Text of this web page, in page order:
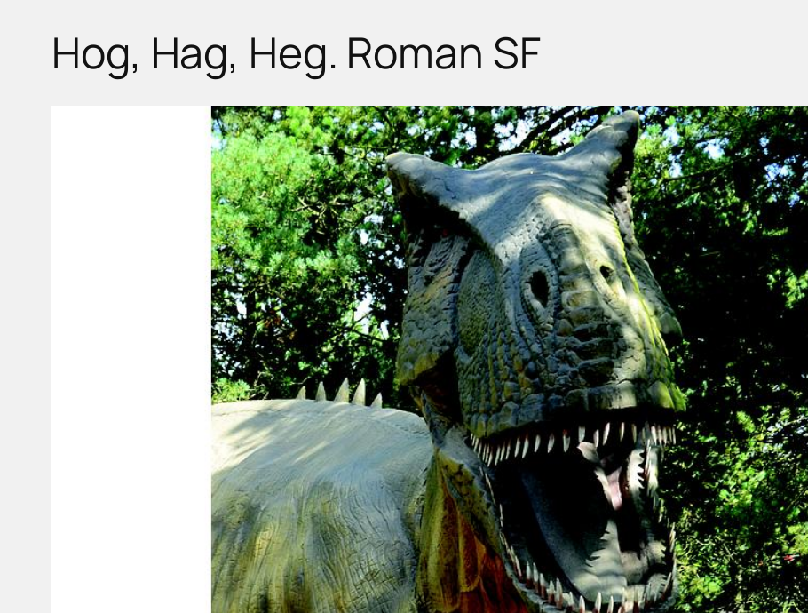
Hog, Hag, Heg. Roman SF